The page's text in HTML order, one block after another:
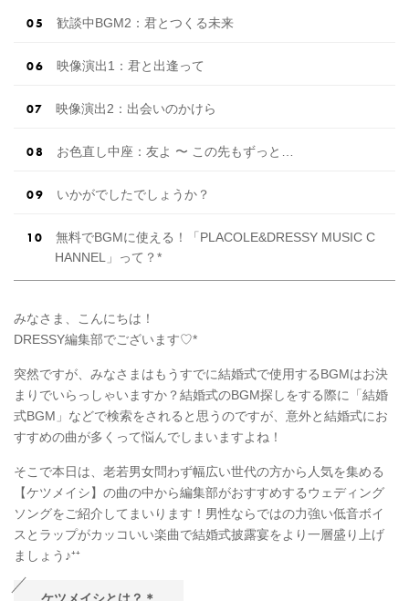
歓談中BGM2：君とつくる未来
映像演出1：君と出逢って
映像演出2：出会いのかけら
お色直し中座：友よ 〜 この先もずっと…
いかがでしたでしょうか？
無料でBGMに使える！「PLACOLE&DRESSY MUSIC C
HANNEL」って？*
みなさま、こんにちは！
DRESSY編集部でございます♡*
突然ですが、みなさまはもうすでに結婚式で使用するBGMはお決
まりでいらっしゃいますか？結婚式のBGM探しをする際に「結婚
式BGM」などで検索をされると思うのですが、意外と結婚式にお
すすめの曲が多くって悩んでしまいますよね！
そこで本日は、老若男女問わず幅広い世代の方から人気を集める
【ケツメイシ】の曲の中から編集部がおすすめするウェディング
ソングをご紹介してまいります！男性ならではの力強い低音ボイ
スとラップがカッコいい楽曲で結婚式披露宴をより一層盛り上げ
ましょう♪⁺⁺